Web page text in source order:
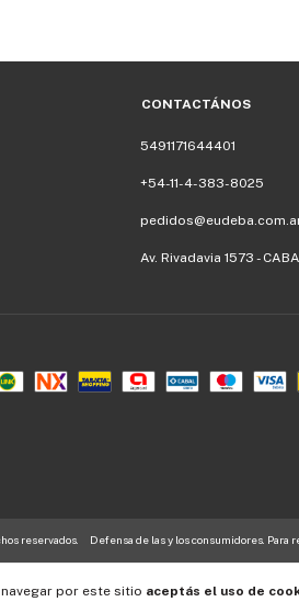
por este sitio aceptás el uso de
CONTACTÁNOS
5491171644401
+54-11-4-383-8025
Av. Rivadavia 1573 -
reservados. Defensa de las y los consumidores. Para